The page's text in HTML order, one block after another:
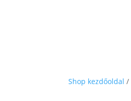
Shop kezdőoldal /